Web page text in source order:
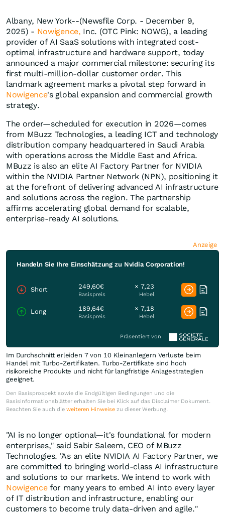
Albany, New York--(Newsfile Corp. - December 9,
2025) - Nowigence, Inc. (OTC Pink: NOWG), a leading
provider of AI SaaS solutions with integrated cost-
optimal infrastructure and hardware support, today
announced a major commercial milestone: securing its
first multi-million-dollar customer order. This
landmark agreement marks a pivotal step forward in
Nowigence's global expansion and commercial growth
strategy.
The order—scheduled for execution in 2026—comes
from MBuzz Technologies, a leading ICT and technology
distribution company headquartered in Saudi Arabia
with operations across the Middle East and Africa.
MBuzz is also an elite AI Factory Partner for NVIDIA
within the NVIDIA Partner Network (NPN), positioning it
at the forefront of delivering advanced AI infrastructure
and solutions across the region. The partnership
affirms accelerating global demand for scalable,
enterprise-ready AI solutions.
Anzeige
Handeln Sie Ihre Einschätzung zu Nvidia Corporation!
Short 249,60€
Basispreis
× 7,23
Hebel
Long 189,64€
Basispreis
× 7,18
Hebel
Präsentiert von
Im Durchschnitt erleiden 7 von 10 Kleinanlegern Verluste beim
Handel mit Turbo-Zertifikaten. Turbo-Zertifikate sind hoch
risikoreiche Produkte und nicht für langfristige Anlagestrategien
geeignet.
Den Basisprospekt sowie die Endgültigen Bedingungen und die
Basisinformationsblätter erhalten Sie bei Klick auf das Disclaimer Dokument.
Beachten Sie auch die weiteren Hinweise zu dieser Werbung.
"AI is no longer optional—it's foundational for modern
enterprises," said Sabir Saleem, CEO of MBuzz
Technologies. "As an elite NVIDIA AI Factory Partner, we
are committed to bringing world-class AI infrastructure
and solutions to our markets. We intend to work with
Nowigencefor many years to embed AI into every layer
of IT distribution and infrastructure, enabling our
customers to become truly data-driven and agile."